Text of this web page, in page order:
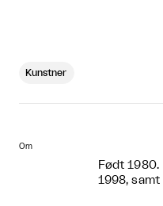
Kunstner
Om
Født 1980.
1998,